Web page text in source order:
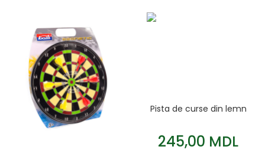
Pista de curse din lemn
245,00 MDL